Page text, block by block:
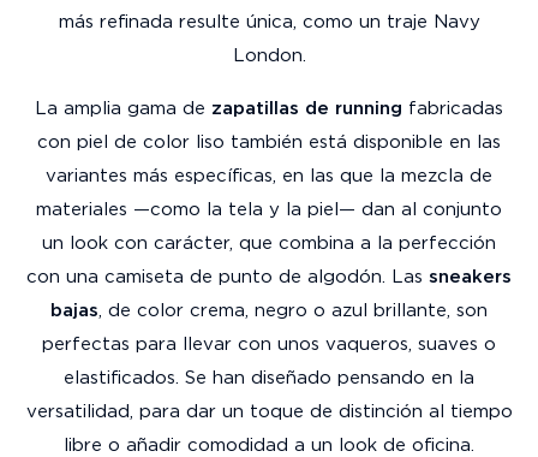
más refinada resulte única, como un traje Navy
London.
La amplia gama de zapatillas de running fabricadas
con piel de color liso también está disponible en las
variantes más específicas, en las que la mezcla de
materiales —como la tela y la piel— dan al conjunto
un look con carácter, que combina a la perfección
con una camiseta de punto de algodón. Las sneakers
bajas, de color crema, negro o azul brillante, son
perfectas para llevar con unos vaqueros, suaves o
elastificados. Se han diseñado pensando en la
versatilidad, para dar un toque de distinción al tiempo
libre o añadir comodidad a un look de oficina.